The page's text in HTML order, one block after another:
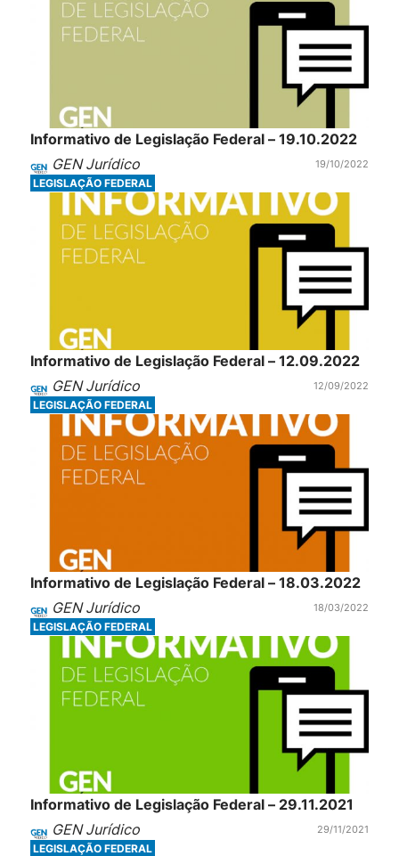
Informativo de Legislação Federal – 19.10.2022
GEN Jurídico
19/10/2022
LEGISLAÇÃO FEDERAL
Informativo de Legislação Federal – 12.09.2022
GEN Jurídico
12/09/2022
LEGISLAÇÃO FEDERAL
Informativo de Legislação Federal – 18.03.2022
GEN Jurídico
18/03/2022
LEGISLAÇÃO FEDERAL
Informativo de Legislação Federal – 29.11.2021
GEN Jurídico
29/11/2021
LEGISLAÇÃO FEDERAL